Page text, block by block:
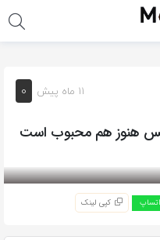
11 ماه پیش 0
هنوز هم محبوب است
کپی لینک